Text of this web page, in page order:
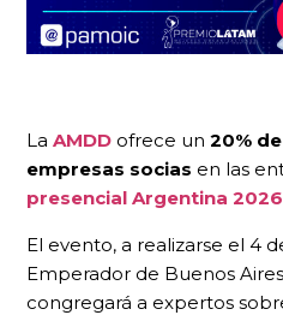
La AMDD ofrece un 20%
empresas socias en las
presencial Argentina
El evento, a realizarse el 4
Emperador de Buenos
congregará a expertos